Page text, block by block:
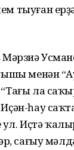
тыуған
Мәрзиә
менән
ла
һау
Иҫтә
сағыу